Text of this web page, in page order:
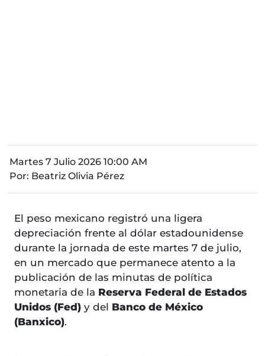
Martes 7 Julio 2026 10:00 AM
Por: Beatriz Olivia Pérez
El peso mexicano registró una ligera
depreciación frente al dólar estadounidense
durante la jornada de este martes 7 de julio,
en un mercado que permanece atento a la
publicación de las minutas de política
monetaria de la Reserva Federal de Estados
Unidos (Fed) y del Banco de México
(Banxico).